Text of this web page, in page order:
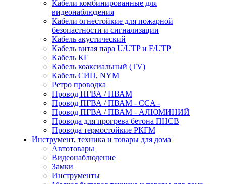
Кабели комбинированные для
видеонаблюдения
Кабели огнестойкие для пожарной
безопастности и сигнализации
Кабель акустический
Кабель витая пара U/UTP и F/UTP
Кабель КГ
Кабель коаксиальный (TV)
Кабель СИП, NYM
Ретро проводка
Провод ПГВА / ПВАМ
Провод ПГВА / ПВАМ - CCA -
Провод ПГВА / ПВАМ - АЛЮМИНИЙ
Провода для прогрева бетона ПНСВ
Провода термостойкие РКГМ
Инструмент, техника и товары для дома
Автотовары
Видеонаблюдение
Замки
Инструменты